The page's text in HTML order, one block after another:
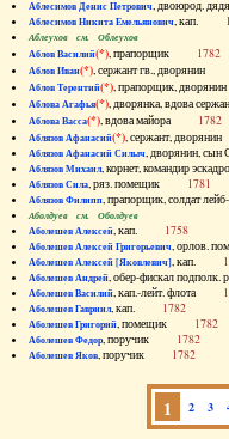
Аблесимов Денис Петрович, двоюрод.
Аблесимов Никита Емельянович, кап.
Аблеухов см. Облеухов
Аблов Василий(*), прапорщик 1782
Аблов Иван(*), сержант гв., дворянин
Аблов Терентий(*), прапорщик,
Аблова Агафья(*), дворянка, вдова
Аблова Васса(*), вдова майора 1782
Аблязов Афанасий(*), сержант,
Аблязов Афанасий Силыч, дворянин,
Аблязов Михаил, корнет, командир
Аблязов Сила, ряз. помещик 1781
Аблязов Филипп, прапорщик, солдат
Аболдуев см. Оболдуев
Аболешев Алексей, кап. 1758
Аболешев Алексей Григорьевич, орлов.
Аболешев Алексей [Яковлевич], кап.
Аболешев Андрей, обер-фискал
Аболешев Василий, кап.-лейт. флота
Аболешев Гавриил, кап. 1782
Аболешев Григорий, помещик 1782
Аболешев Федор, поручик 1782
Аболешев Яков, поручик 1782
1 2 3